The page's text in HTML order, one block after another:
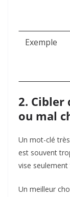
Exemple
2. Cibler
ou mal
Un mot-clé
est souvent
vise seulement
Un meilleur